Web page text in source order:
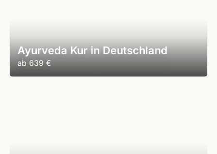
Ayurveda Kur in Deutschland
ab 639 €